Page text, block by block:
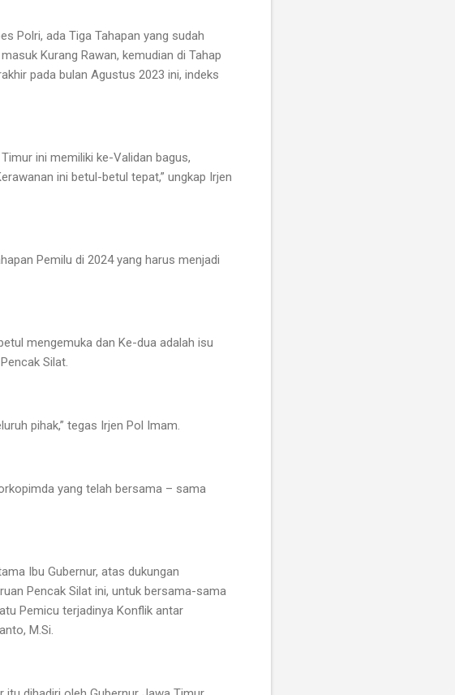
Polri, ada Tiga Tahapan yang sudah
Kurang Rawan, kemudian di Tahap
pada bulan Agustus 2023 ini, indeks
ini memiliki ke-Validan bagus,
ini betul-betul tepat,” ungkap Irjen
Pemilu di 2024 yang harus menjadi
mengemuka dan Ke-dua adalah isu
Silat.
pihak,” tegas Irjen Pol Imam.
yang telah bersama – sama
Ibu Gubernur, atas dukungan
Pencak Silat ini, untuk bersama-sama
Pemicu terjadinya Konflik antar
M.Si.